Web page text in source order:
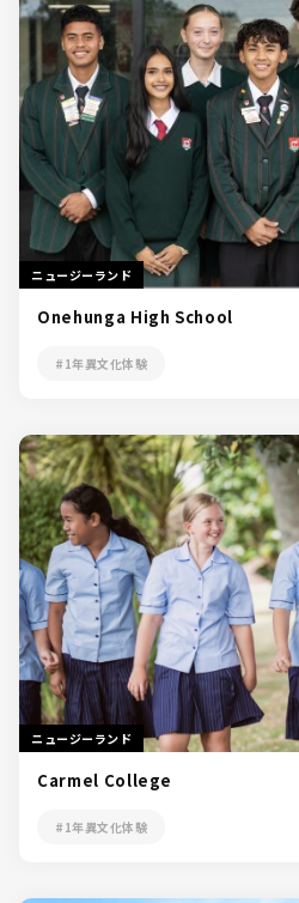
ニュージーランド
Onehunga High School
#1年異文化体験
ニュージーランド
Carmel College
#1年異文化体験